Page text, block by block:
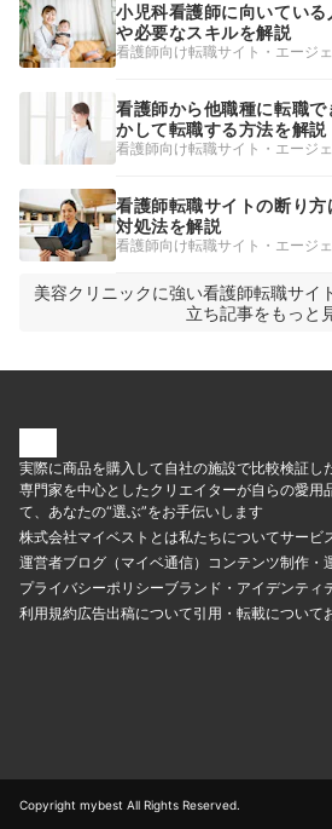
小児科看護師に向いてい
や必要なスキルを解説
看護師向け転職サイト・エージ
看護師から他職種に転職
かして転職する方法を解説
看護師向け転職サイト・エージ
看護師転職サイトの断り
対処法を解説
看護師向け転職サイト・エージ
美容クリニックに強い看護師転職サイ
立ち記事をもっと
実際に商品を購入して自社の施設で比較検証し
専門家を中心としたクリエイターが自らの愛用
て、あなたの“選ぶ”をお手伝いします
株式会社マイベストとは私たちについてサービ
運営者ブログ（マイベ通信） コンテンツ制作・
プライバシーポリシーブランド・アイデンティ
利用規約広告出稿について引用・転載について
Copyright mybest All Rights Reserved.